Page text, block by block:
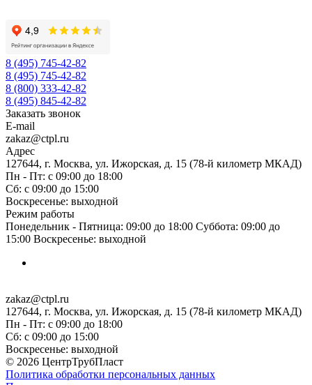
8 (495) 745-42-82
8 (495) 745-42-82
8 (800) 333-42-82
8 (495) 845-42-82
Заказать звонок
E-mail
zakaz@ctpl.ru
Адрес
127644, г. Москва, ул. Ижорская, д. 15 (78-й километр МКАД)
Пн - Пт: с 09:00 до 18:00
Сб: с 09:00 до 15:00
Воскресенье: выходной
Режим работы
Понедельник - Пятница: 09:00 до 18:00 Суббота: 09:00 до
15:00 Воскресенье: выходной
zakaz@ctpl.ru
127644, г. Москва, ул. Ижорская, д. 15 (78-й километр МКАД)
Пн - Пт: с 09:00 до 18:00
Сб: с 09:00 до 15:00
Воскресенье: выходной
© 2026 ЦентрТрубПласт
Политика обработки персональных данных